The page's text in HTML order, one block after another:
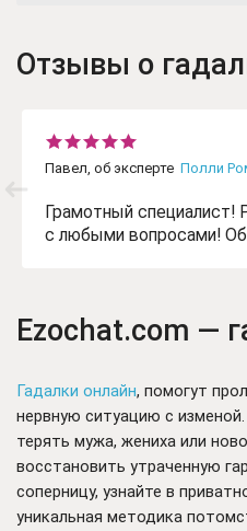
Отзывы о
Павел, об эксперте Полли
Грамотный
с любыми вопросами!
Ezochat.com —
Гадалки онлайн, помогут
нервную ситуацию с
терять мужа, жениха или
восстановить утраченную
соперницу, узнайте в
уникальная методика